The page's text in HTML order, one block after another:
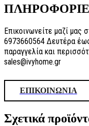
Επικοινωνείτε μαζί
6973660564 Δευτέρα
παραγγελία και
sales@ivyhome.gr
ΕΠΙΚΟΙΝΩΝΙΑ
Σχετικά